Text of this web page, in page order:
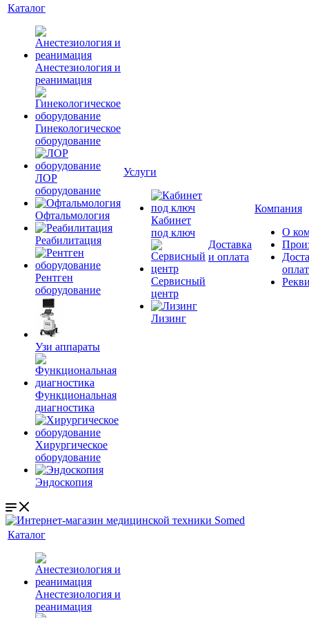
Каталог
Анестезиология и
реанимация
Гинекологическое
оборудование
ЛОР
оборудование
Офтальмология
Реабилитация
Рентген
оборудование
Узи аппараты
Функциональная
диагностика
Хирургическое
оборудование
Эндоскопия
Услуги
Кабинет
под ключ
Сервисный
центр
Лизинг
Доставка
и оплата
Компания
О
Каталог
Анестезиология и
реанимация